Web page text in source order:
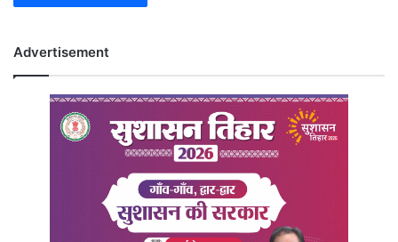
Advertisement